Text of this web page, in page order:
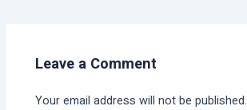
Leave a Comment
Your email address will not be published.